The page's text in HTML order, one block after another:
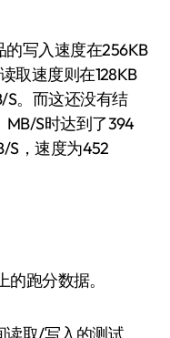
写入速度在256KB
取速度则在128KB
。而这还没有结
S时达到了394
S，速度为452
跑分数据。